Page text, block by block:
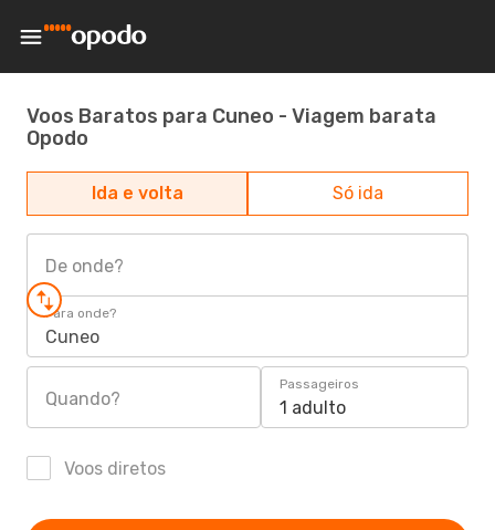
Voos Baratos para Cuneo - Viagem barata
Opodo
Ida e volta Só ida
De onde?
Para onde?
Cuneo
Quando?
Passageiros
1 adulto
Voos diretos